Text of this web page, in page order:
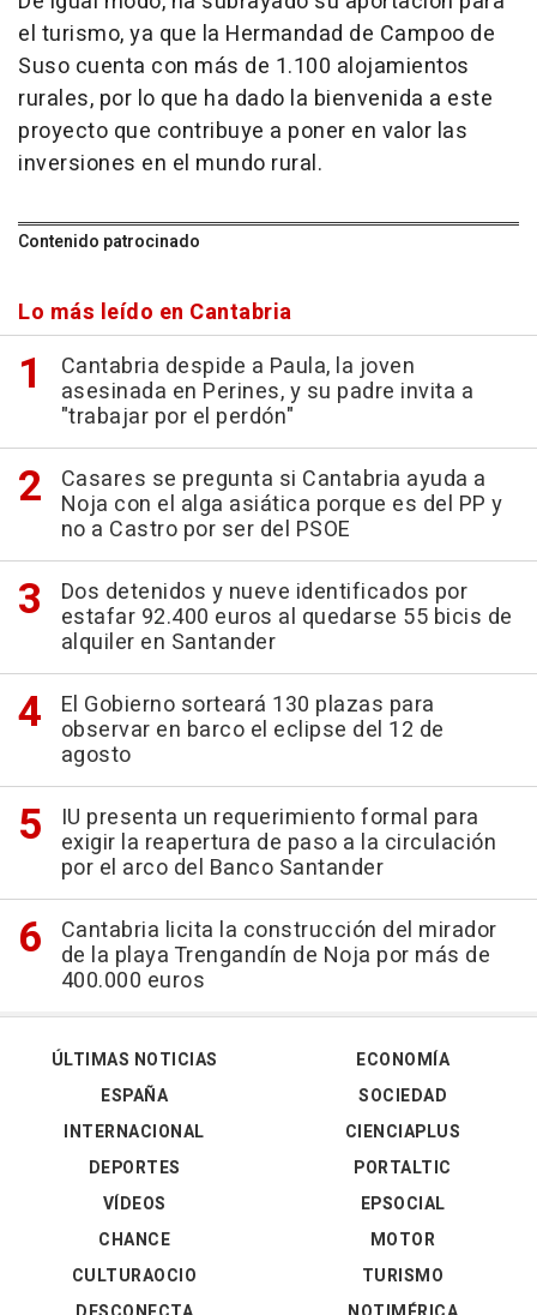
el turismo, ya que la Hermandad de Campoo de
Suso cuenta con más de 1.100 alojamientos
rurales, por lo que ha dado la bienvenida a este
proyecto que contribuye a poner en valor las
inversiones en el mundo rural.
Contenido patrocinado
Lo más leído en Cantabria
Cantabria despide a Paula, la joven
asesinada en Perines, y su padre invita a
"trabajar por el perdón"
Casares se pregunta si Cantabria ayuda a
Noja con el alga asiática porque es del PP y
no a Castro por ser del PSOE
Dos detenidos y nueve identificados por
estafar 92.400 euros al quedarse 55 bicis de
alquiler en Santander
El Gobierno sorteará 130 plazas para
observar en barco el eclipse del 12 de
agosto
IU presenta un requerimiento formal para
exigir la reapertura de paso a la circulación
por el arco del Banco Santander
Cantabria licita la construcción del mirador
de la playa Trengandín de Noja por más de
400.000 euros
ÚLTIMAS NOTICIAS
ESPAÑA
INTERNACIONAL
DEPORTES
VÍDEOS
ECONOMÍA
SOCIEDAD
CIENCIAPLUS
PORTALTIC
EPSOCIAL
CHANCE
CULTURAOCIO
MOTOR
TURISMO